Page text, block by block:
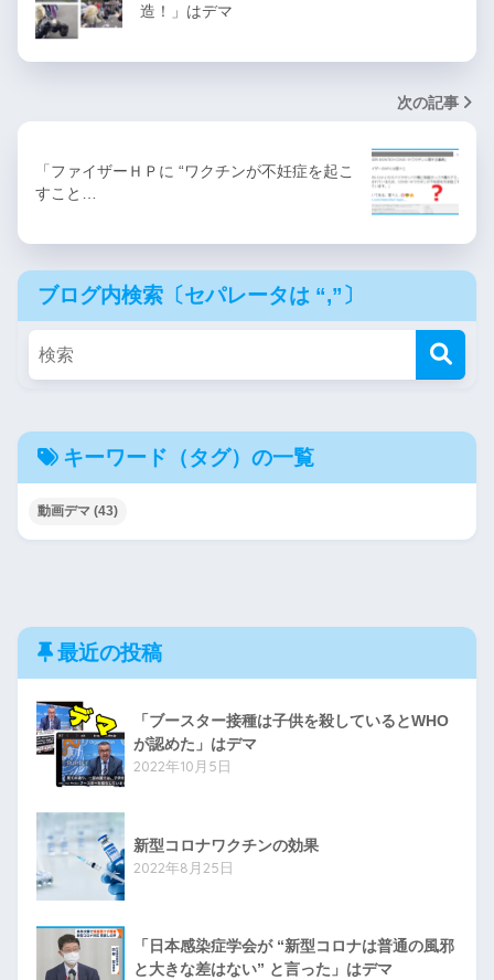
造！」はデマ
次の記事
「ファイザーＨＰに “ワクチンが不妊症を起こ
すこと…
ブログ内検索〔セパレータは “,”〕
キーワード（タグ）の一覧
動画デマ (43)
最近の投稿
「ブースター接種は子供を殺しているとWHO
が認めた」はデマ
2022年10月5日
新型コロナワクチンの効果
2022年8月25日
「日本感染症学会が “新型コロナは普通の風邪
と大きな差はない” と言った」はデマ